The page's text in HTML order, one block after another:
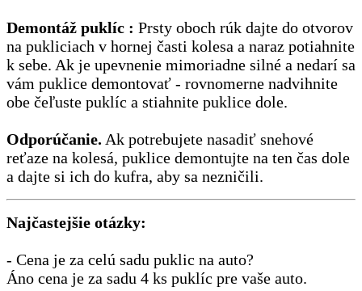
Demontáž puklíc : Prsty oboch rúk dajte do otvorov
na pukliciach v hornej časti kolesa a naraz potiahnite
k sebe. Ak je upevnenie mimoriadne silné a nedarí sa
vám puklice demontovať - rovnomerne nadvihnite
obe čeľuste puklíc a stiahnite puklice dole.
Odporúčanie. Ak potrebujete nasadiť snehové
reťaze na kolesá, puklice demontujte na ten čas dole
a dajte si ich do kufra, aby sa nezničili.
Najčastejšie otázky:
- Cena je za celú sadu puklic na auto?
Áno cena je za sadu 4 ks puklíc pre vaše auto.